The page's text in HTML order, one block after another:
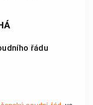
řádu